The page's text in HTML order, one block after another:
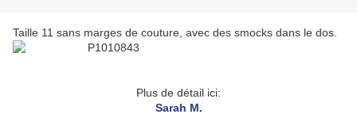
Taille 11 sans marges de couture, avec des smocks dans le dos.
Plus de détail ici:
Sarah M.